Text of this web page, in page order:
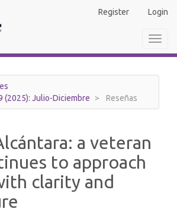
Register Login
(2025): Julio-Diciembre
Reseñas
a veteran
to approach
clarity and